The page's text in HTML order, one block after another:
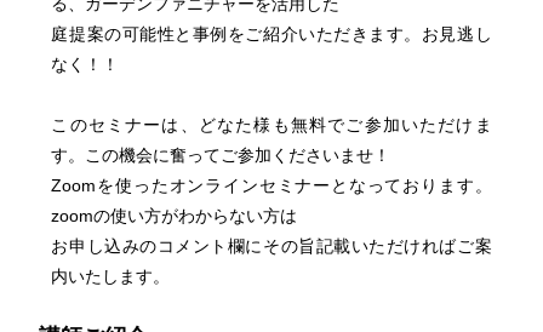
庭提案の可能性と事例をご紹介いただきます。お見逃し
なく！！
このセミナーは、どなた様も無料でご参加いただけま
す。この機会に奮ってご参加くださいませ！
Zoomを使ったオンラインセミナーとなっております。
zoomの使い方がわからない方は
お申し込みのコメント欄にその旨記載いただければご案
内いたします。